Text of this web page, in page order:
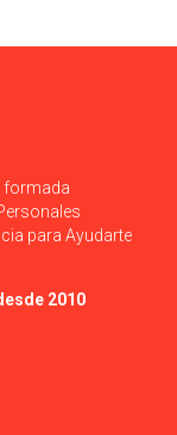
formada
para Ayudarte
2010